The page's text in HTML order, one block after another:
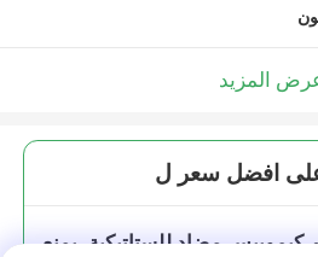
المزيد
افضل سعر ل
كيمويبس مضاد للستاتيكية، يمنع